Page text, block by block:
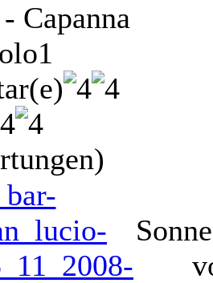
Capanna
1